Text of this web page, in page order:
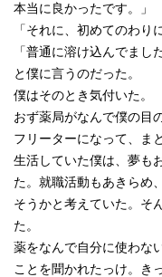
本当に良かったです。」
「それに、初めてのわり
「普通に溶け込んでまし
と僕に言うのだった。
僕はそのとき気付いた。
おず薬局がなんで僕の目
フリーターになって、ま
生活していた僕は、夢も
た。就職活動もあきらめ
そうかと考えていた。そ
た。
薬をなんで自分に使わな
ことを聞かれたっけ。き